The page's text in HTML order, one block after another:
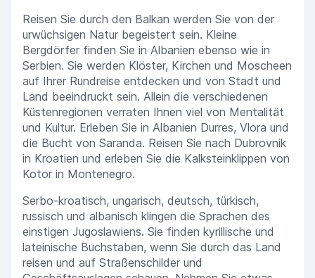
Reisen Sie durch den Balkan werden Sie von der
urwüchsigen Natur begeistert sein. Kleine
Bergdörfer finden Sie in Albanien ebenso wie in
Serbien. Sie werden Klöster, Kirchen und Moscheen
auf Ihrer Rundreise entdecken und von Stadt und
Land beeindruckt sein. Allein die verschiedenen
Küstenregionen verraten Ihnen viel von Mentalität
und Kultur. Erleben Sie in Albanien Durres, Vlora und
die Bucht von Saranda. Reisen Sie nach Dubrovnik
in Kroatien und erleben Sie die Kalksteinklippen von
Kotor in Montenegro.
Serbo-kroatisch, ungarisch, deutsch, türkisch,
russisch und albanisch klingen die Sprachen des
einstigen Jugoslawiens. Sie finden kyrillische und
lateinische Buchstaben, wenn Sie durch das Land
reisen und auf Straßenschilder und